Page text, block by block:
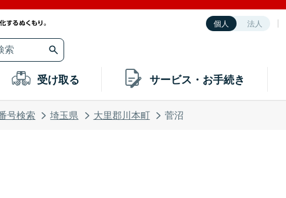
個人 法人
受け取る サービス・お手続き
号検索 埼玉県 大里郡川本町 菅沼